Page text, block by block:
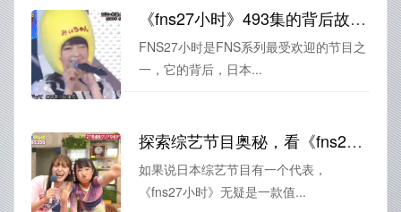
《fns27小时》493集的背后故事让人心潮澎湃
FNS27小时是FNS系列最受欢迎的节目之
一，它的背后，日本...
探索综艺节目奥秘，看《fns27小时》2021年10月视频找到综艺与观众之间的默契
如果说日本综艺节目有一个代表，
《fns27小时》无疑是一款值...